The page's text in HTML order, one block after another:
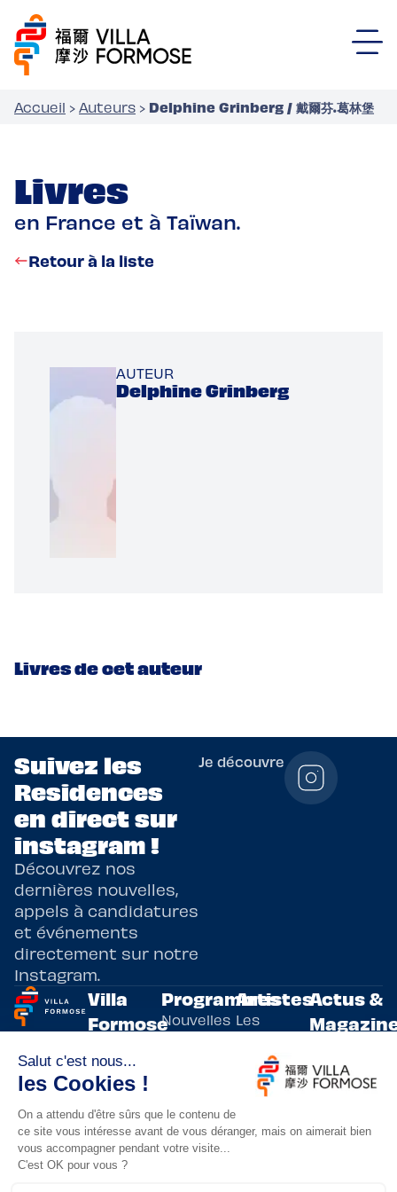
Accueil › Auteurs › Delphine Grinberg / 戴爾芬.葛林堡
Livres
en France et à Taïwan.
Retour à la liste
AUTEUR
Delphine Grinberg
Livres de cet auteur
Suivez les
Residences
en direct sur
instagram !
Découvrez nos
dernières nouvelles,
appels à candidatures
et événements
directement sur notre
Instagram.
Je découvre
Programmes
de
résidences
artistiques
bilatérales,
entre la
France et
Taïwan.
Villa
Formose
Adoptez
un artiste
Lieux de
résidence
Programmes
Nouvelles
écritures
Arts
vivants
innovants
Artistes
Les
artistes
résidents
Evènements
Actus &
actualités